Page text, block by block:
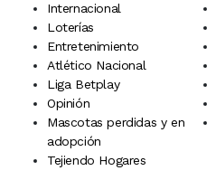
Internacional
Loterías
Entretenimiento
Atlético Nacional
Liga Betplay
Opinión
Mascotas perdidas y en
adopción
Tejiendo Hogares